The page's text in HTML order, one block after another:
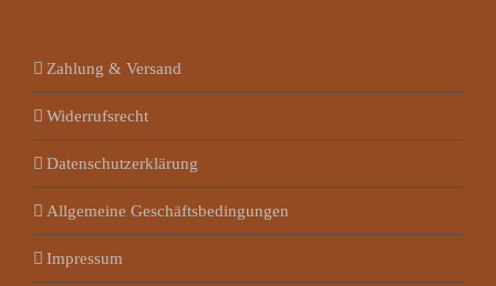
Zahlung & Versand
Widerrufsrecht
Datenschutzerklärung
Allgemeine Geschäftsbedingungen
Impressum